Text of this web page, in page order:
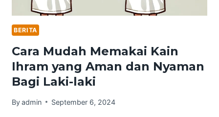
BERITA
Cara Mudah Memakai Kain
Ihram yang Aman dan Nyaman
Bagi Laki-laki
Byadmin September 6, 2024